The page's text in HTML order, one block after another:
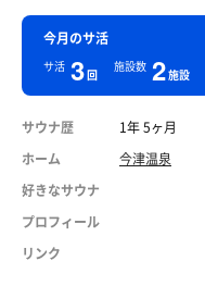
今月のサ活
サ活 3回
施設数 2施設
サウナ歴
1年 5ヶ月
ホーム
今津温泉
好きなサウナ
プロフィール
リンク